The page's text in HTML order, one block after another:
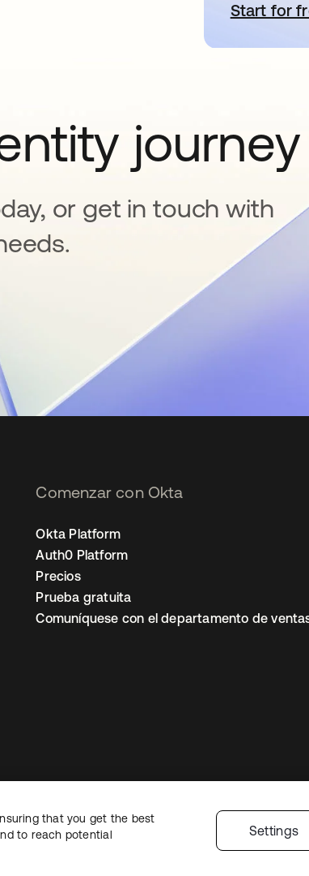
Start for
se
journey
or get in touch with
Comenzar con Okta
Okta Platform
Auth0 Platform
Precios
Prueba gratuita
Comuníquese con el departamento de
de privacidadTérminos del sitio Seguridad
that you get the best
to reach potential
Settings